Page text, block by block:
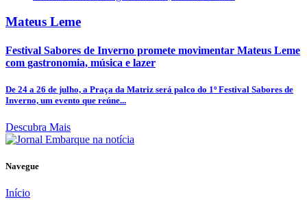
Mateus Leme
Festival Sabores de Inverno promete movimentar Mateus Leme
com gastronomia, música e lazer
De 24 a 26 de julho, a Praça da Matriz será palco do 1º Festival Sabores de
Inverno, um evento que reúne...
Descubra Mais
Navegue
Início